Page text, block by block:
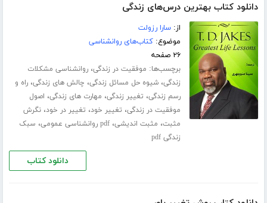
دانلود کتاب بهترین درس‌های زندگی
از:سارا رزولت
موضوع:کتاب‌های روانشناسی
۲۶ صفحه
برچسب‌ها: موفقیت در زندگی،روانشناسی مشکلات
زندگی،شیوه حل مسائل زندگی، چالش های زندگی،راه و
رسم زندگی، تغییر زندگی، مهارت های زندگی، اصول
موفقیت در زندگی، تغییر خود، تغییر در خود،نگرش
مثبت، مثبت اندیشی،pdf روانشناسی عمومی ، سبک
زندگی pdf
دانلود کتاب